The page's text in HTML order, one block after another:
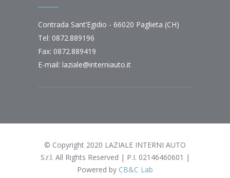
Contrada Sant’Egidio - 66020 Paglieta (CH)
Tel: 0872.889196
Fax: 0872.889419
E-mail: laziale@interniauto.it
© Copyright 2020 LAZIALE INTERNI AUTO
S.r.l. All Rights Reserved | P.I. 02146460601 |
Powered by CB&C Lab